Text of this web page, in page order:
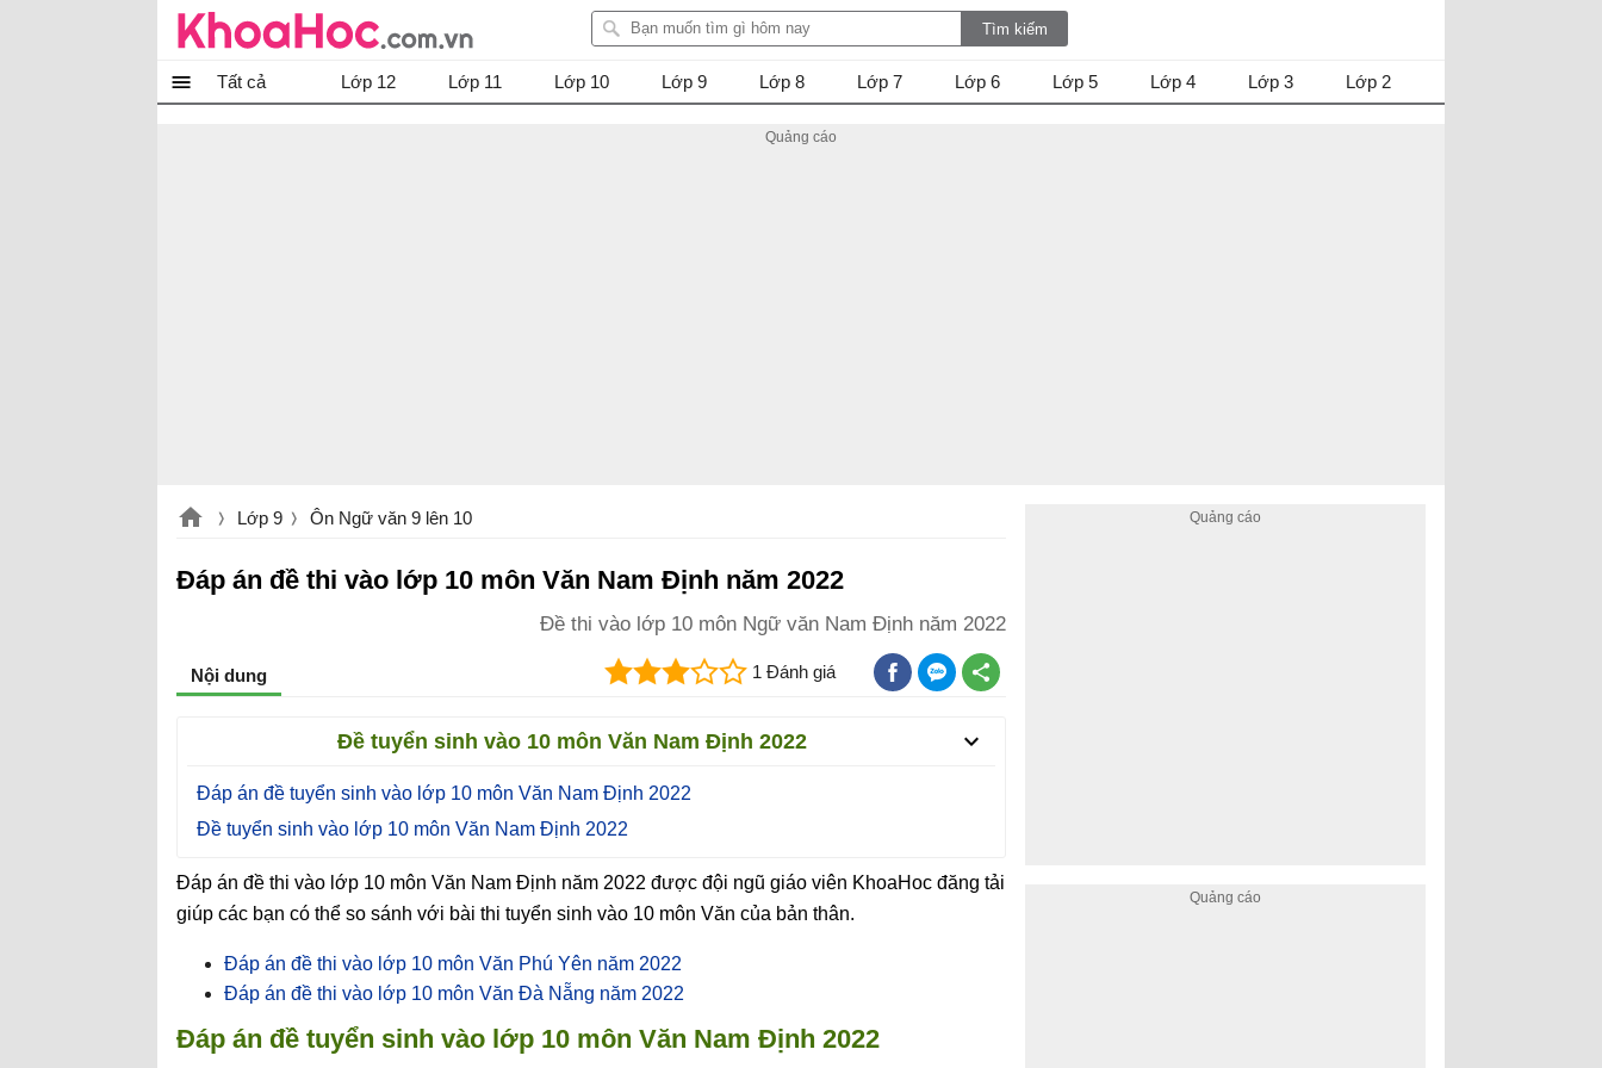
Tất cả Lớp 12 Lớp 11 Lớp 10 Lớp 9 Lớp 8 Lớp 7 Lớp 6 Lớp 5 Lớp 4 Lớp 3 Lớp 2
Lớp 9 Ôn Ngữ văn 9 lên 10
Đáp án đề thi vào lớp 10 môn Văn Nam Định năm 2022
Đề thi vào lớp 10 môn Ngữ văn Nam Định năm 2022
Nội dung 1 Đánh giá
Đề tuyển sinh vào 10 môn Văn Nam Định 2022
Đáp án đề tuyển sinh vào lớp 10 môn Văn Nam Định 2022
Đề tuyển sinh vào lớp 10 môn Văn Nam Định 2022
Đáp án đề thi vào lớp 10 môn Văn Nam Định năm 2022 được đội ngũ giáo viên KhoaHoc đăng tải
giúp các bạn có thể so sánh với bài thi tuyển sinh vào 10 môn Văn của bản thân.
Đáp án đề thi vào lớp 10 môn Văn Phú Yên năm 2022
Đáp án đề thi vào lớp 10 môn Văn Đà Nẵng năm 2022
Đáp án đề tuyển sinh vào lớp 10 môn Văn Nam Định 2022